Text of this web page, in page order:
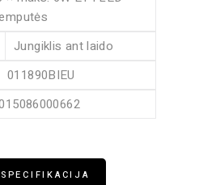
Jungiklis ant laido
011890BIEU